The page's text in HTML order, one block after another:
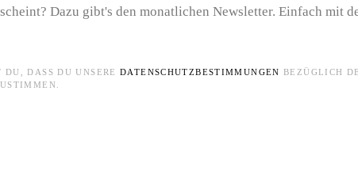
Dazu gibt's den monatlichen Newsletter. Einfach mit
DASS DU UNSERE DATENSCHUTZBESTIMMUNGEN BEZÜGLICH